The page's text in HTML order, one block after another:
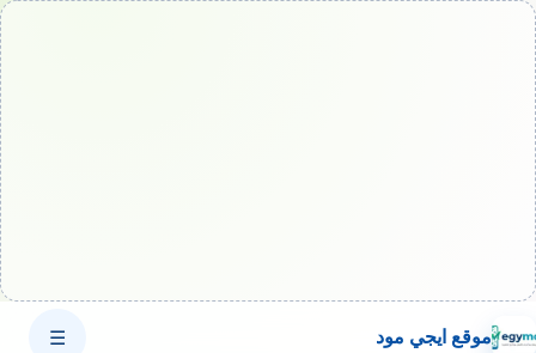
موقع ايجي مود ☰